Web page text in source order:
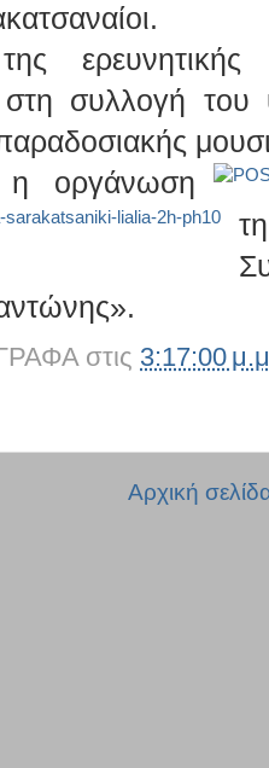
στη συλλογή του
οργάνωση
στις 3:17:00
Αρχική